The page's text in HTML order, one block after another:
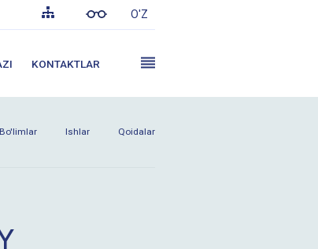
O'Z
KONTAKTLAR
Bo'limlar Ishlar Qoidalar